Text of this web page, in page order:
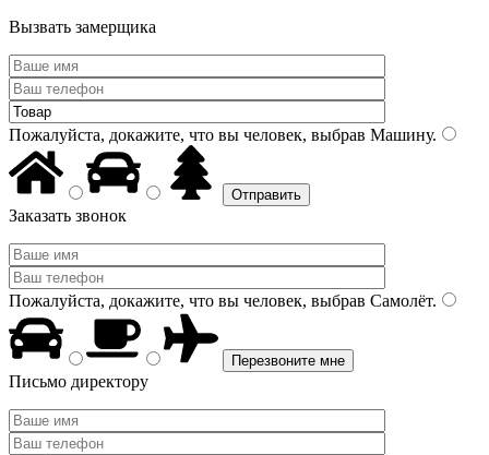
Вызвать замерщика
Пожалуйста, докажите, что вы человек, выбрав Машину.
Заказать звонок
Пожалуйста, докажите, что вы человек, выбрав Самолёт.
Письмо директору